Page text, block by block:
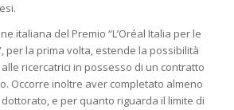
italiana del Premio “L’Oréal Italia per le
per la prima volta, estende la possibilità
ricercatrici in possesso di un contratto
Occorre inoltre aver completato almeno
e per quanto riguarda il limite di